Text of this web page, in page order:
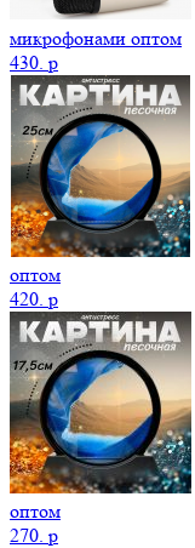
микрофонами оптом
430. p
оптом
420. p
оптом
270. p